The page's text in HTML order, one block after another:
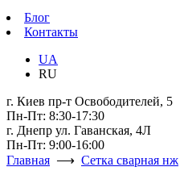
Блог
Контакты
UA
RU
г. Киев пр-т Освободителей, 5
Пн-Пт: 8:30-17:30
г. Днепр ул. Гаванская, 4Л
Пн-Пт: 9:00-16:00
Главная ⟶ Сетка сварная нж